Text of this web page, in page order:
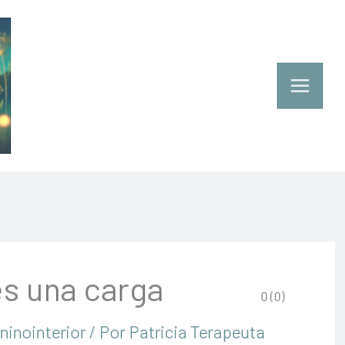
una carga 0 (0)
/ Por Patricia Terapeuta